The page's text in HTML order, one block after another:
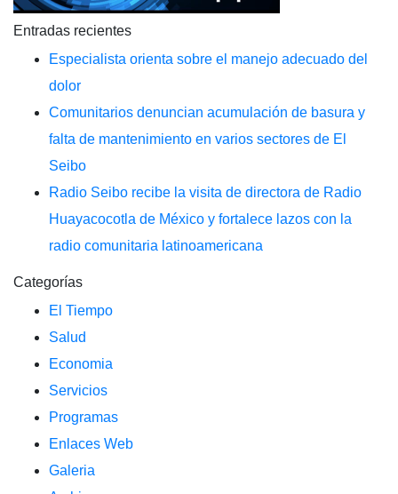
Entradas recientes
Especialista orienta sobre el manejo adecuado del
dolor
Comunitarios denuncian acumulación de basura y
falta de mantenimiento en varios sectores de El
Seibo
Radio Seibo recibe la visita de directora de Radio
Huayacocotla de México y fortalece lazos con la
radio comunitaria latinoamericana
Categorías
El Tiempo
Salud
Economia
Servicios
Programas
Enlaces Web
Galeria